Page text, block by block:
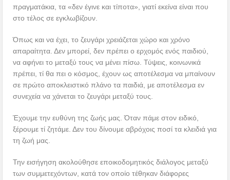
πραγματάκια, τα «δεν έγινε και τίποτα», γιατί εκείνα είναι που
στο τέλος σε εγκλωβίζουν.
Όπως και να έχει, το ζευγάρι χρειάζεται χώρο και χρόνο
απαραίτητα. Δεν μπορεί, δεν πρέπει ο ερχομός ενός παιδιού,
να αφήνει το μεταξύ τους να μένει πίσω. Τύψεις, κοινωνικά
πρέπει, τί θα πει ο κόσμος, έχουν ως αποτέλεσμα να μπαίνουν
σε πρώτο αποκλειστικό πλάνο τα παιδιά, με αποτέλεσμα εν
συνεχεία να χάνεται το ζευγάρι μεταξύ τους.
Έχουμε την ευθύνη της ζωής μας. Όταν πάμε στον ειδικό,
ξέρουμε τί ζητάμε. Δεν του δίνουμε αβρόχοις ποσί τα κλειδιά για
τη ζωή μας.
Την εισήγηση ακολούθησε εποικοδομητικός διάλογος μεταξύ
των συμμετεχόντων, κατά τον οποίο τέθηκαν διάφορες